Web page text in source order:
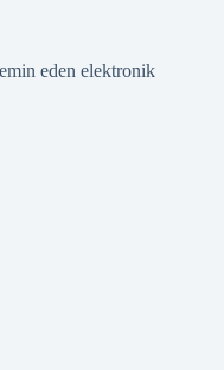
eden elektronik